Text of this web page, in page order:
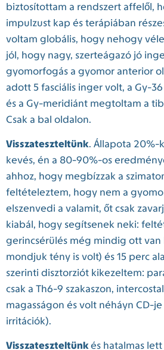
biztosítottam a rendszert affelől,
impulzust kap és terápiában
voltam globális, hogy nehogy
jól, hogy nagy, szerteágazó jó
gyomorfogás a gyomor anterior
adott 5 fasciális inger volt, a Gy-
és a Gy-meridiánt megtoltam a
Csak a bal oldalon.
Visszateszteltünk. Állapota 20%-
kevés, én a 80-90%-os
ahhoz, hogy megbízzak a
feltételeztem, hogy nem a
elszenvedi a valamit, őt csak
kiabál, hogy segítsenek neki:
gerincsérülés még mindig ott
mondjuk tény is volt) és 15 perc
szerinti disztorziót kikezeltem:
csak a Th6-9 szakaszon,
magasságon és volt néháyn CD-
irritációk).
Visszateszteltünkés hatalmas